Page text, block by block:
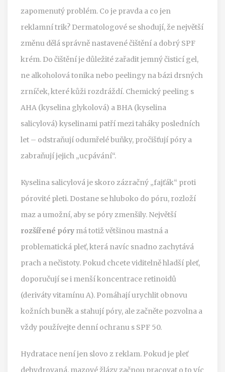
zapomenutý problém. Co je pravda a co jen
reklamní trik? Dermatologové se shodují, že největší
změnu dělá správně nastavené čištění a dobrý SPF
krém. Do čištění je důležité zařadit jemný čisticí gel,
ne alkoholová tonika nebo peelingy na bázi drsných
zrníček, které kůži rozdráždí. Chemický peeling s
AHA (kyselina glykolová) a BHA (kyselina
salicylová) kyselinami patří mezi taháky posledních
let – odstraňují odumřelé buňky, pročišťují póry a
zabraňují jejich „ucpávání“.
Kyselina salicylová je skoro zázračný „fajťák“ proti
pórovité pleti. Dostane se hluboko do póru, rozloží
maz a umožní, aby se póry zmenšily. Největší
rozšířené póry má totiž většinou mastná a
problematická pleť, která navíc snadno zachytává
prach a nečistoty. Pokud chcete viditelně hladší pleť,
doporučují se i menší koncentrace retinoidů
(deriváty vitamínu A). Pomáhají urychlit obnovu
kožních buněk a stahují póry, ale začněte pozvolna a
vždy používejte denní ochranu s SPF 50.
Hydratace není jen slovo z reklam. Pokud je pleť
dehydrovaná, mazové žlázy začnou pracovat o to víc